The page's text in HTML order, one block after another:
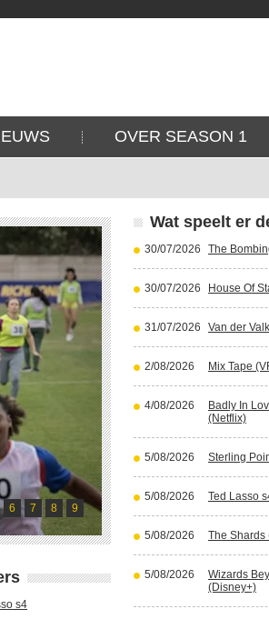
OVER SEASON 1
waagt zich aan fictiereeks
6 7 8 9
s4
Wat speelt er
30/07/2026 The
30/07/2026 House Of
31/07/2026 Van der
2/08/2026 Mix Tape
4/08/2026
Badly In
(Netflix)
5/08/2026 Sterling
5/08/2026 Ted Lasso
5/08/2026 The Shards
5/08/2026
Wizards
(Disney+)